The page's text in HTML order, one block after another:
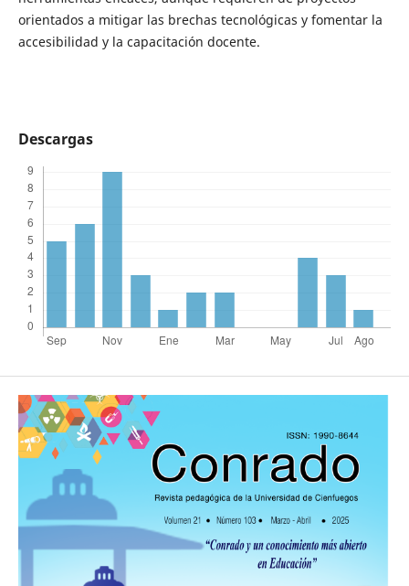
orientados a mitigar las brechas tecnológicas y fomentar la
accesibilidad y la capacitación docente.
Descargas